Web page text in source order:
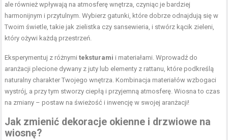
ale również wpływają na atmosferę wnętrza, czyniąc je bardziej
harmonijnym i przytulnym. Wybierz gatunki, które dobrze odnajdują się w
Twoim świetle, takie jak zielistka czy sansewieria, i stwórz kącik zieleni,
który ożywi każdą przestrzeń.
Eksperymentuj z różnymiteksturami i materiałami. Wprowadź do
aranżacji plecione dywany z juty lub elementy z rattanu, które podkreślą
naturalny charakter Twojego wnętrza. Kombinacja materiałów wzbogaci
wystrój, a przy tym stworzy ciepłą i przyjemną atmosferę. Wiosna to czas
na zmiany – postaw na świeżość i inwencję w swojej aranżacji!
Jak zmienić dekoracje okienne i drzwiowe na
wiosnę?